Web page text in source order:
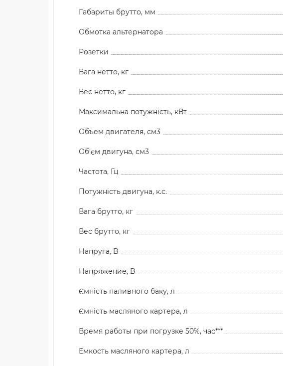
Габариты брутто, мм
Обмотка альтернатора
Розетки
Вага нетто, кг
Вес нетто, кг
Максимальна потужність, кВт
Объем двигателя, см3
Об’єм двигуна, см3
Частота, Гц
Потужність двигуна, к.с.
Вага брутто, кг
Вес брутто, кг
Напруга, B
Напряжение, B
Ємність паливного баку, л
Ємність масляного картера, л
Время работы при погрузке 50%, час***
Емкость масляного картера, л